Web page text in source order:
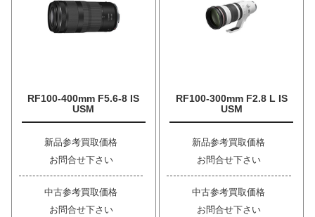
RF100-400mm F5.6-8 IS
USM
新品参考買取価格
お問合せ下さい
中古参考買取価格
お問合せ下さい
RF100-300mm F2.8 L IS
USM
新品参考買取価格
お問合せ下さい
中古参考買取価格
お問合せ下さい